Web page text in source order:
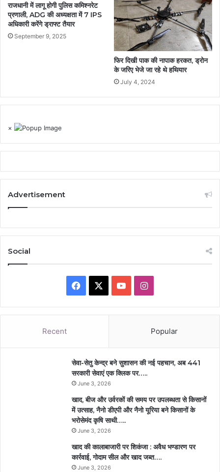
राजधानी में लागू होगी पुलिस कमिश्नरेट
प्रणाली, ADG की अध्यक्षता में 7 IPS
अधिकारी करेंगे ड्राफ्ट तैयार
September 9, 2025
फिर दिखी पाक की नापाक हरकत, ड्रोन
के जरिए भेजे जा रहे थे हथियार
July 4, 2024
×
Advertisement
Social
Facebook YouTubeInstagram
Recent Popular
सेवा-सेतु केन्द्र बने सुशासन की नई पहचान, अब 441
सरकारी सेवाएं एक क्लिक पर…..
June 3, 2026
खाद, बीज और उर्वरकों की समय पर उपलब्धता से किसानों
में उत्साह, नैनो डीएपी और नैनो यूरिया बने किसानों के
भरोसेमंद कृषि साथी…..
June 3, 2026
खाद की कालाबाजारी पर शिकंजा : अवैध भण्डारण पर
कार्रवाई, गोदाम सील और खाद जब्त….
June 3, 2026